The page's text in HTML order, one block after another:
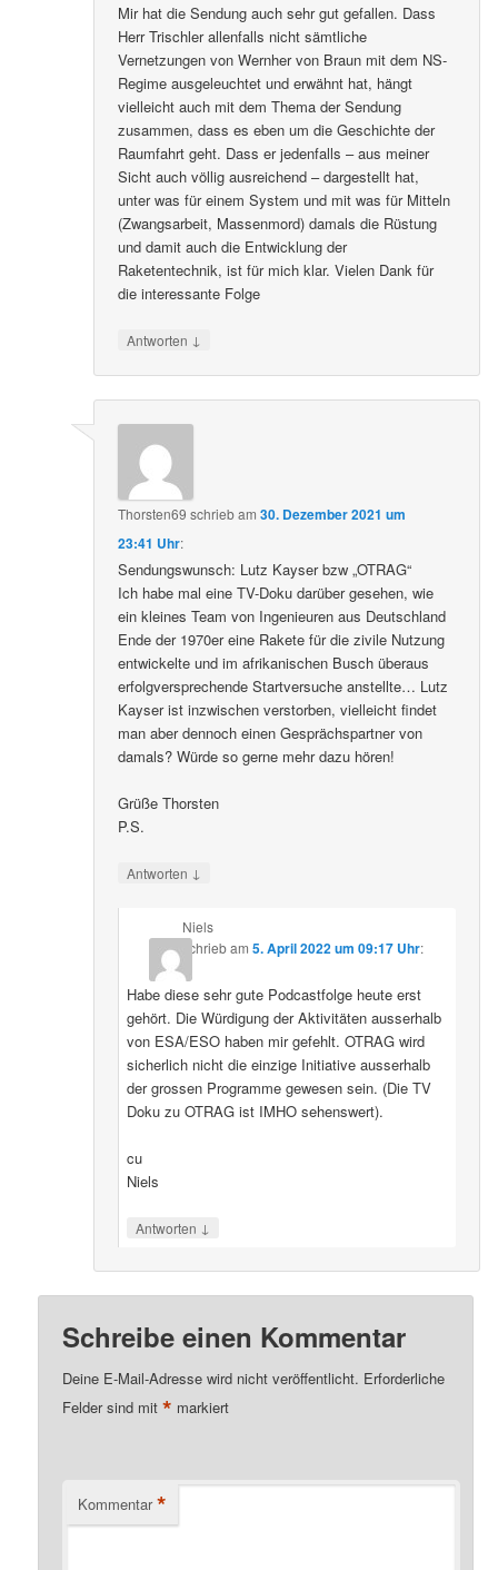
Mir hat die Sendung auch sehr gut gefallen. Dass
Herr Trischler allenfalls nicht sämtliche
Vernetzungen von Wernher von Braun mit dem NS-
Regime ausgeleuchtet und erwähnt hat, hängt
vielleicht auch mit dem Thema der Sendung
zusammen, dass es eben um die Geschichte der
Raumfahrt geht. Dass er jedenfalls – aus meiner
Sicht auch völlig ausreichend – dargestellt hat,
unter was für einem System und mit was für Mitteln
(Zwangsarbeit, Massenmord) damals die Rüstung
und damit auch die Entwicklung der
Raketentechnik, ist für mich klar. Vielen Dank für
die interessante Folge
Antworten ↓
Thorsten69 schriebam30. Dezember 2021 um
23:41 Uhr:
Sendungswunsch: Lutz Kayser bzw „OTRAG“
Ich habe mal eine TV-Doku darüber gesehen, wie
ein kleines Team von Ingenieuren aus Deutschland
Ende der 1970er eine Rakete für die zivile Nutzung
entwickelte und im afrikanischen Busch überaus
erfolgversprechende Startversuche anstellte… Lutz
Kayser ist inzwischen verstorben, vielleicht findet
man aber dennoch einen Gesprächspartner von
damals? Würde so gerne mehr dazu hören!
Grüße Thorsten
P.S.
Antworten ↓
Niels
schriebam 5. April 2022 um 09:17 Uhr:
Habe diese sehr gute Podcastfolge heute erst
gehört. Die Würdigung der Aktivitäten ausserhalb
von ESA/ESO haben mir gefehlt. OTRAG wird
sicherlich nicht die einzige Initiative ausserhalb
der grossen Programme gewesen sein. (Die TV
Doku zu OTRAG ist IMHO sehenswert).
cu
Niels
Antworten ↓
Schreibe einen Kommentar
Deine E-Mail-Adresse wird nicht veröffentlicht. Erforderliche
Felder sind mit* markiert
Kommentar *